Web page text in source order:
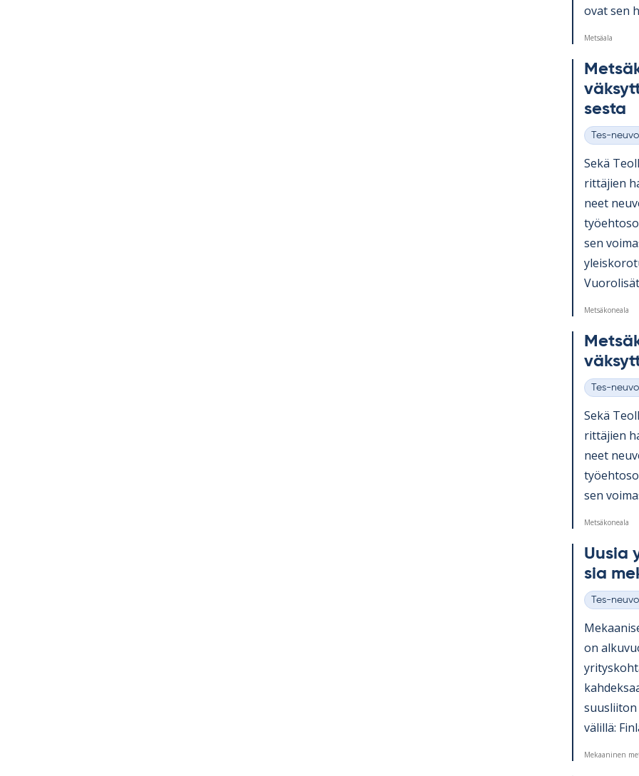
ovat sen
Metsäala
sesta
Kategoriat
Tes-
Sekä
rit­tä­jien
neet
sen
Metsäkoneala
Kategoriat
Tes-
Sekä
rit­tä­jien
neet
sen
Metsäkoneala
Uusia
sia
Kategoriat
Tes-
on
suus­lii­ton
vä­lillä:
Mekaaninen